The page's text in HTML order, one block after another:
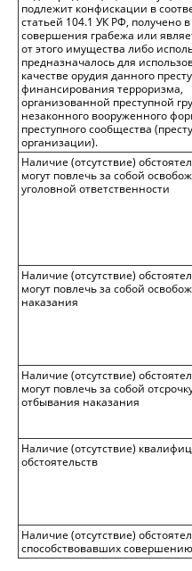
подлежит конфискации в
статьей 104.1 УК РФ, получено в
совершения грабежа или
от этого имущества либо
предназначалось для
качестве орудия данного
финансирования терроризма,
организованной преступной
незаконного вооруженного
преступного сообщества
организации).
Наличие (отсутствие)
могут повлечь за собой
уголовной ответственности
Наличие (отсутствие)
могут повлечь за собой
наказания
Наличие (отсутствие)
могут повлечь за собой
отбывания наказания
Наличие (отсутствие)
обстоятельств
Наличие (отсутствие)
способствовавших